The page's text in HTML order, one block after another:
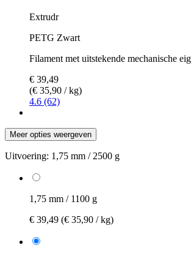
Extrudr
PETG Zwart
Filament met uitstekende mechanische
€ 39,49
(€ 35,90 / kg)
4.6 (62)
Meer opties weergeven
Uitvoering: 1,75 mm / 2500 g
1,75 mm / 1100 g
€ 39,49 (€ 35,90 / kg)